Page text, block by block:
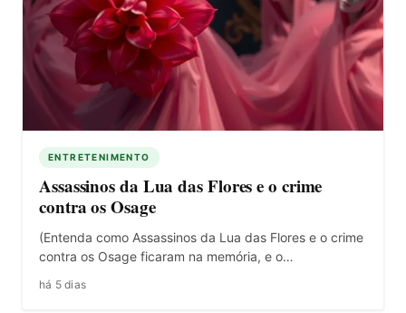
ENTRETENIMENTO
Assassinos da Lua das Flores e o crime
contra os Osage
(Entenda como Assassinos da Lua das Flores e o crime
contra os Osage ficaram na memória, e o…
há 5 dias